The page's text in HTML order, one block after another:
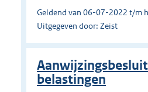
Geldend van 06-07-2022 t/m
Uitgegeven door: Zeist
belastingen